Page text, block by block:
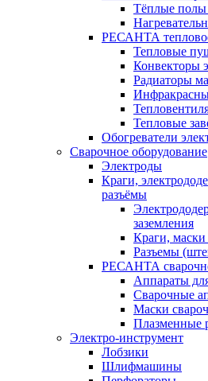
Тёплые полы
РЕСАНТА
Тепловые
Конвекторы
Радиаторы
Тепловые
Обогреватели
Сварочное оборудование
Электроды
Краги,
разъёмы
заземления
Краги,
Разъемы
РЕСАНТА
Аппараты
Сварочные
Маски
Плазменные
Электро-инструмент
Лобзики
Шлифмашины